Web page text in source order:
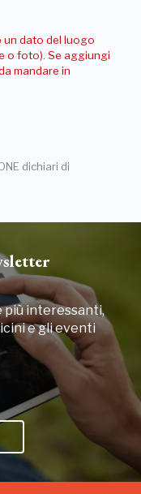
un dato del luogo
o foto). Se aggiungi
mandare in
dichiari di
più interessanti,
e gli eventi